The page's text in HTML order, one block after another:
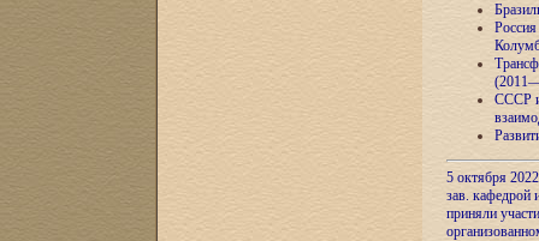
СССР и
5 октября
зав.
приняли